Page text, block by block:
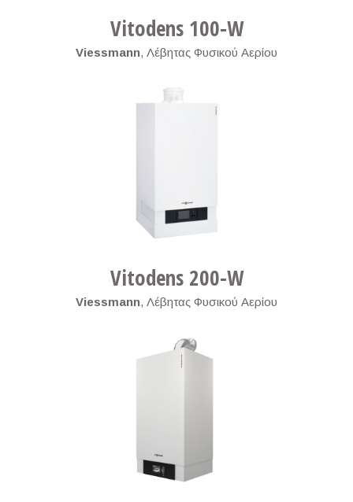
Vitodens 100-W
Viessmann, Λέβητας Φυσικού Αερίου
Vitodens 200-W
Viessmann, Λέβητας Φυσικού Αερίου